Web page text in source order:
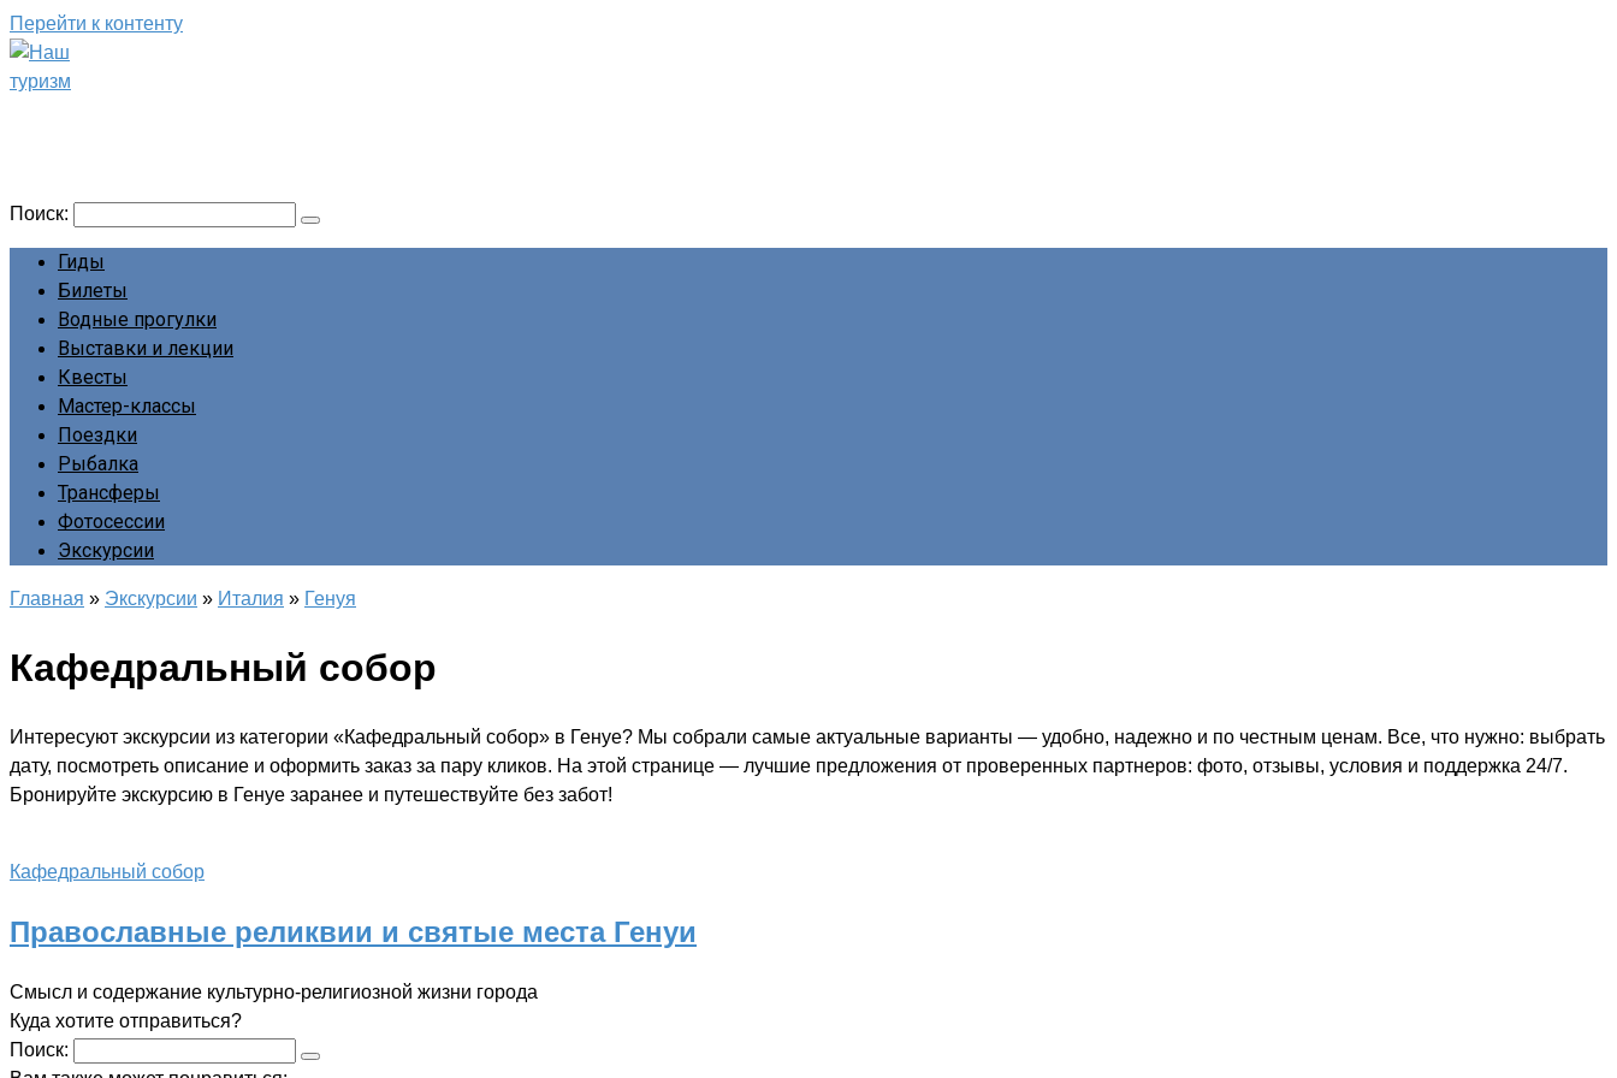
Перейти к контенту
Поиск:
Гиды
Билеты
Водные прогулки
Выставки и лекции
Квесты
Мастер-классы
Поездки
Рыбалка
Трансферы
Фотосессии
Экскурсии
Главная » Экскурсии » Италия » Генуя
Кафедральный собор
Интересуют экскурсии из категории «Кафедральный собор» в Генуе? Мы собрали самые актуальные варианты — удобно, надежно и по честным ценам. Все, что нужно: выбрать
дату, посмотреть описание и оформить заказ за пару кликов. На этой странице — лучшие предложения от проверенных партнеров: фото, отзывы, условия и поддержка 24/7.
Бронируйте экскурсию в Генуе заранее и путешествуйте без забот!
Кафедральный собор
Православные реликвии и святые места Генуи
Смысл и содержание культурно-религиозной жизни города
Куда хотите отправиться?
Поиск: